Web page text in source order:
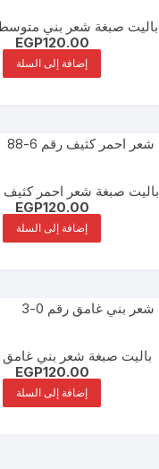
باليت صبغة شعر بني متوسط
EGP120.00
إضافة إلى السلة
باليت صبغة شعر احمر كثيف رقم
EGP120.00
إضافة إلى السلة
باليت صبغة شعر بني غامق
EGP120.00
إضافة إلى السلة